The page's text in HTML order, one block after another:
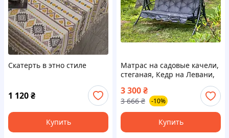
Скатерть в этно стиле
1 120₴
Купить
Матрас на садовые качели,
стеганая, Кедр на Левани,
серия Оксфорд, 170х60х10
см, цвет серый
3 300₴
3 666 ₴ -10%
Купить